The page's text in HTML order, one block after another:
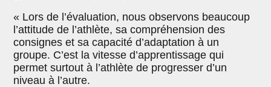
« Lors de l’évaluation, nous observons beaucoup
l’attitude de l’athlète, sa compréhension des
consignes et sa capacité d’adaptation à un
groupe. C’est la vitesse d’apprentissage qui
permet surtout à l’athlète de progresser d’un
niveau à l’autre.